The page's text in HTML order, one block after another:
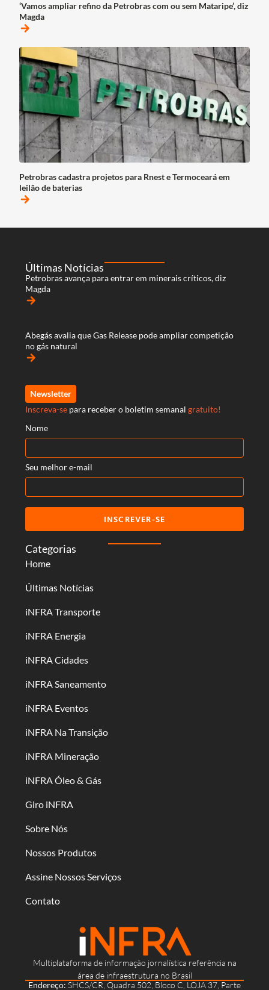
‘Vamos ampliar refino da Petrobras com ou sem Mataripe’, diz
Magda
arrow_forward
Petrobras cadastra projetos para Rnest e Termoceará em
leilão de baterias
arrow_forward
Multiplataforma de informação jornalística referência na
área de infraestrutura no Brasil
Endereço: SHCS/CR, Quadra 502, Bloco C, LOJA 37, Parte
Categorias
Home
Últimas Notícias
iNFRA Transporte
iNFRA Energia
iNFRA Cidades
iNFRA Saneamento
iNFRA Eventos
iNFRA Na Transição
iNFRA Mineração
iNFRA Óleo & Gás
Giro iNFRA
Sobre Nós
Nossos Produtos
Assine Nossos Serviços
Contato
Últimas Notícias
Petrobras avança para entrar em minerais críticos, diz
Magda
arrow_forward
Abegás avalia que Gas Release pode ampliar competição
no gás natural
arrow_forward
Newsletter
Inscreva-se para receber o boletim semanal gratuito!
Nome
Seu melhor e-mail
INSCREVER-SE